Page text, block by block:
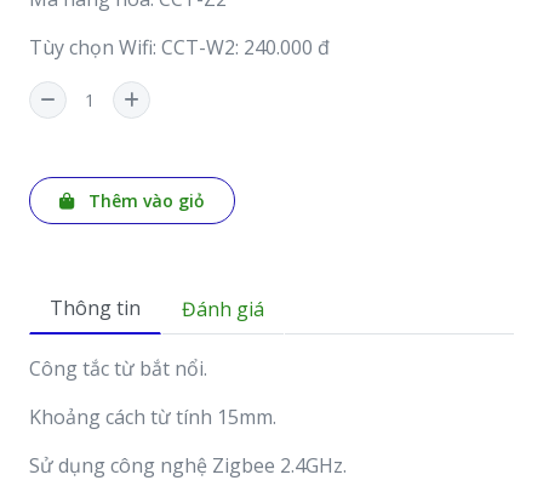
Tùy chọn Wifi: CCT-W2: 240.000 đ
Thêm vào giỏ
Thông tin Đánh giá
Công tắc từ bắt nổi.
Khoảng cách từ tính 15mm.
Sử dụng công nghệ Zigbee 2.4GHz.